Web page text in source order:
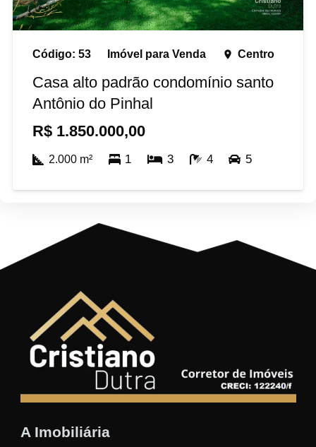
Código:53 Imóvel paraVenda place Centro
Casa alto padrão condomínio santo
Antônio do Pinhal
R$ 1.850.000,00
2.000m² 1 3 4 5
A Imobiliária